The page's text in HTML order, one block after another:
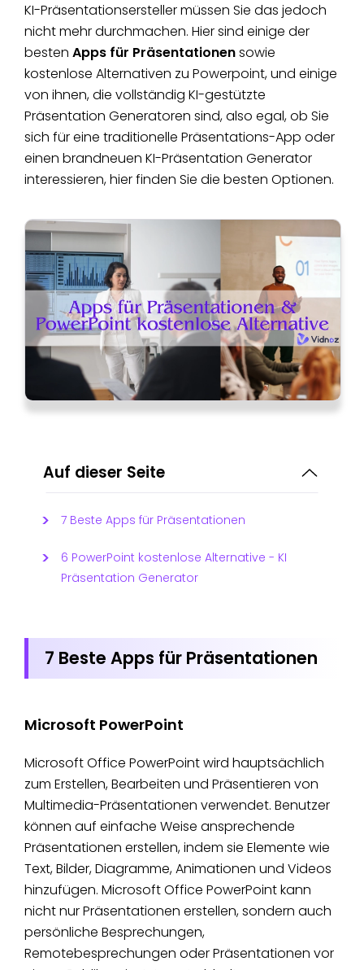
KI-Präsentationsersteller müssen Sie das jedoch
nicht mehr durchmachen. Hier sind einige der
besten Apps für Präsentationensowie
kostenlose Alternativen zu Powerpoint, und einige
von ihnen, die vollständig KI-gestützte
Präsentation Generatoren sind, also egal, ob Sie
sich für eine traditionelle Präsentations-App oder
einen brandneuen KI-Präsentation Generator
interessieren, hier finden Sie die besten Optionen.
Auf dieser Seite
7 Beste Apps für Präsentationen
6 PowerPoint kostenlose Alternative - KI
Präsentation Generator
7 Beste Apps für Präsentationen
Microsoft PowerPoint
Microsoft Office PowerPoint wird hauptsächlich
zum Erstellen, Bearbeiten und Präsentieren von
Multimedia-Präsentationen verwendet. Benutzer
können auf einfache Weise ansprechende
Präsentationen erstellen, indem sie Elemente wie
Text, Bilder, Diagramme, Animationen und Videos
hinzufügen. Microsoft Office PowerPoint kann
nicht nur Präsentationen erstellen, sondern auch
persönliche Besprechungen,
Remotebesprechungen oder Präsentationen vor